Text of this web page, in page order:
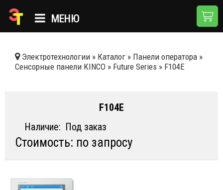
МЕНЮ
КАТАЛОГ
НОВОСТИ
ДОСТАВКА И ОПЛАТА
Электротехнологии » Каталог » Панели оператора »
Сенсорные панели KINCO » Future Series » F104E
F104E
Наличие: Под заказ
Стоимость: по запросу